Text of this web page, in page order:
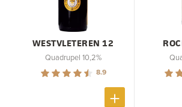
WESTVLETEREN 12
Quadrupel 10,2%
8.9